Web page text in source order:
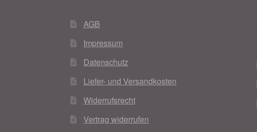
AGB
Impressum
Datenschutz
Liefer- und Versandkosten
Widerrufsrecht
Vertrag widerrufen